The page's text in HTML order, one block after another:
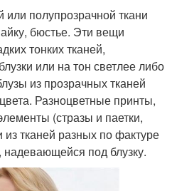
или полупрозрачной ткани
бюстье. Эти вещи
тонких тканей,
или на тон светлее либо
из прозрачных тканей
Разноцветные принты,
(стразы и паетки,
тканей разных по фактуре
под блузку.